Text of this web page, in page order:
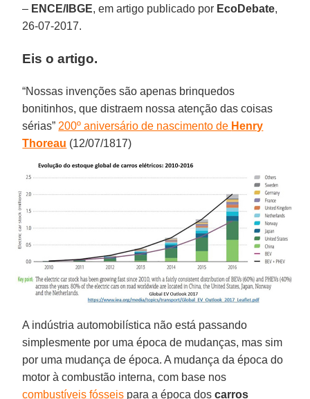
– ENCE/IBGE, em artigo publicado por EcoDebate,
26-07-2017.
Eis o artigo.
“Nossas invenções são apenas brinquedos
bonitinhos, que distraem nossa atenção das coisas
sérias” 200º aniversário de nascimento de Henry
Thoreau (12/07/1817)
A indústria automobilística não está passando
simplesmente por uma época de mudanças, mas sim
por uma mudança de época. A mudança da época do
motor à combustão interna, com base nos
combustíveis fósseis para a época doscarros